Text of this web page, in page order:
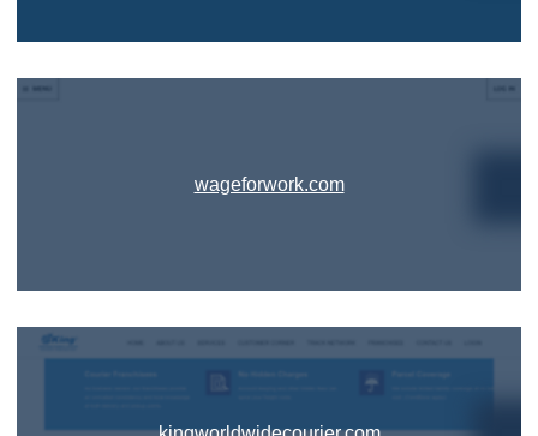
wageforwork.com